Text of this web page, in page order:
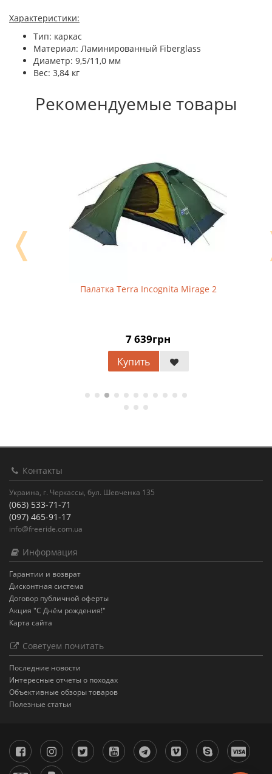
Характеристики:
Тип: каркас
Материал: Ламинированный Fiberglass
Диаметр: 9,5/11,0 мм
Вес: 3,84 кг
Рекомендуемые товары
Палатка Terra Incognita Mirage 2
7 639грн
Купить
❬
Контакты
Украина, г. Черкассы, бул. Шевченка 135
(063) 533-71-71
(097) 465-91-17
info@freeride.com.ua
Информация
Гарантии и возврат
Дисконтная система
Договор публичной оферты
Акция "С Днём рождения!"
Карта сайта
Советуем почитать
Последние новости
Интересные отчеты о походах
Объективные обзоры товаров
Полезные статьи